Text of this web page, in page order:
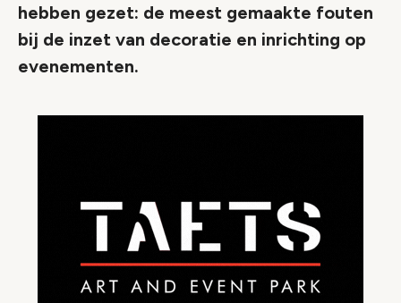
hebben gezet: de meest gemaakte fouten
bij de inzet van decoratie en inrichting op
evenementen.